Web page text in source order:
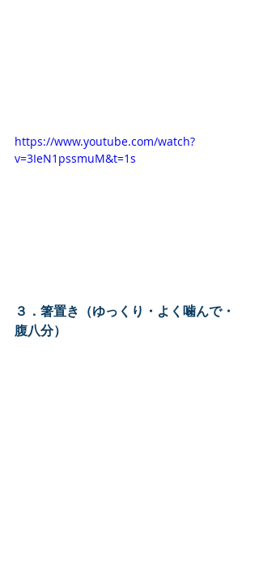
https://www.youtube.com/watch?
v=3IeN1pssmuM&t=1s
３．箸置き（ゆっくり・よく噛んで・
腹八分）